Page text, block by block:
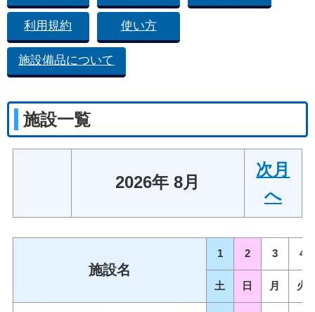
利用規約 使い方
施設備品について
施設一覧
2026年 8月
次月
へ
施設名
1 2 3 4
土 日 月 火